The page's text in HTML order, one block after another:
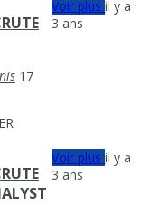
17
Voir plusil y a
3 ans
Voir plusil y a
3 ans